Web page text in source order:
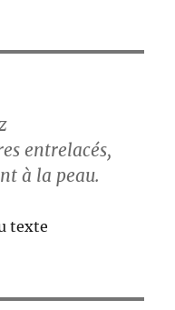
entrelacés,
à la peau.
texte